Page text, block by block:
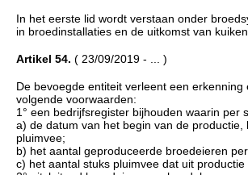
In het eerste lid wordt verstaan onder
in broedinstallaties en de uitkomst van
Artikel 54. ( 23/09/2019 - ... )
De bevoegde entiteit verleent een
volgende voorwaarden:
1° een bedrijfsregister bijhouden waarin
a) de datum van het begin van de
pluimvee;
b) het aantal geproduceerde broedeieren
c) het aantal stuks pluimvee dat uit